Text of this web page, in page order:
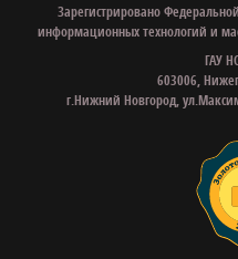
Зарегистрировано
информационных технологий и
ГАУ
603006,
г.Нижний Новгород,